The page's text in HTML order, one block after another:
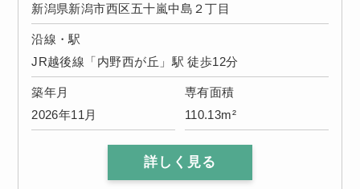
新潟県新潟市西区五十嵐中島２丁目
沿線・駅
JR越後線「内野西が丘」駅 徒歩12分
築年月
2026年11月
専有面積
110.13m²
詳しく見る